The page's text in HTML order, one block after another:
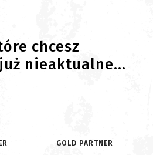
chcesz
nieaktualne...
GOLD PARTNER